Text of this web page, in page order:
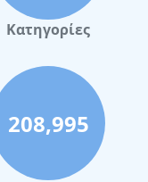
Κατηγορίες
208,995